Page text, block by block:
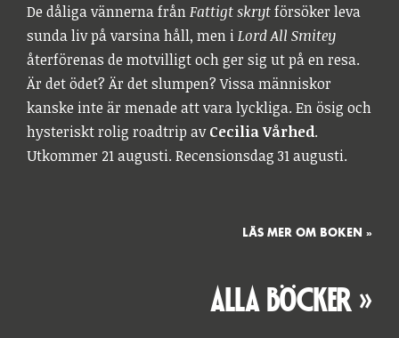
De dåliga vännerna frånFattigt skrytförsöker leva
sunda liv på varsina håll, men iLord All Smitey
återförenas de motvilligt och ger sig ut på en resa.
Är det ödet? Är det slumpen? Vissa människor
kanske inte är menade att vara lyckliga. En ösig och
hysteriskt rolig roadtrip avCecilia Vårhed.
Utkommer 21 augusti. Recensionsdag 31 augusti.
LÄS MER OM BOKEN »
ALLA BÖCKER »